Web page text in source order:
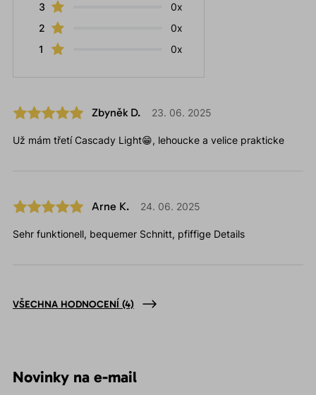
3
0x
2
0x
1
0x
Zbyněk D. 23. 06. 2025
Už mám třetí Cascady Light😁, lehoucke a velice prakticke
Arne K. 24. 06. 2025
Sehr funktionell, bequemer Schnitt, pfiffige Details
VŠECHNA HODNOCENÍ (4)
Novinky na e-mail